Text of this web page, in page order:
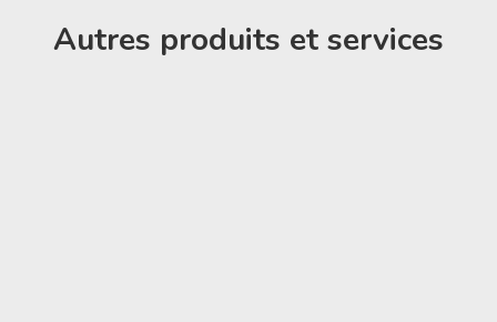
Autres produits et services